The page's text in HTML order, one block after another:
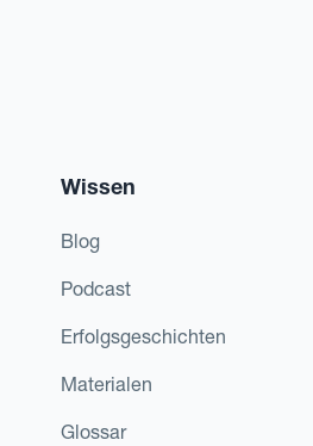
Wissen
Blog
Podcast
Erfolgsgeschichten
Materialen
Glossar